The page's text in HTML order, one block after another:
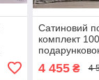
Сатиновий
комплект
4 455₴ 4